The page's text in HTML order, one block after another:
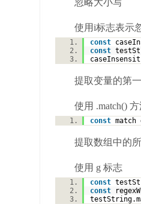
忽略大小写
使用i标志表示
const
const
提取变量的第一
使用 .match() 方
const match
提取数组中的所
使用 g 标志
const
const